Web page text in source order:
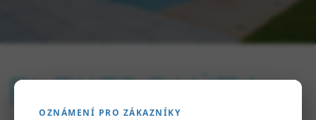
OZNÁMENÍ PRO ZÁKAZNÍKY
ELEKTROLÝZA